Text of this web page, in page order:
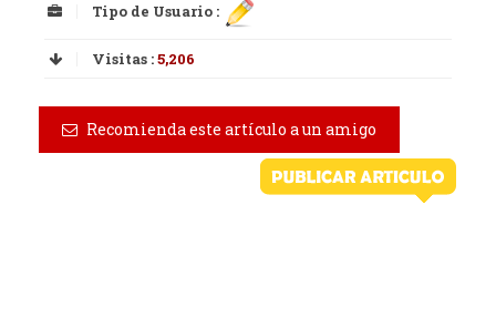
Tipo de Usuario :
Visitas :5,206
Recomienda este artículo a un amigo